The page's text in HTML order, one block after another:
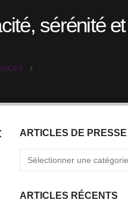
sérénité et
ARTICLES DE PRESSE
ARTICLES RÉCENTS